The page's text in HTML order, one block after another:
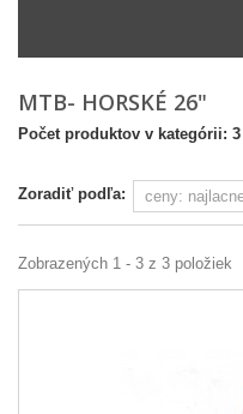
MTB- HORSKÉ 26"
Počet produktov v kategórii: 3
Zoradiť podľa:
Zobrazených 1 - 3 z 3 položiek